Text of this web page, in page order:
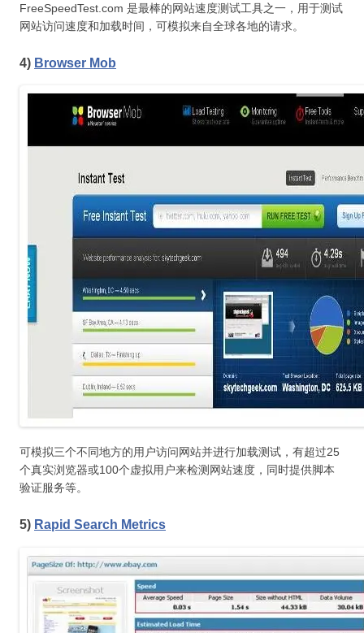
FreeSpeedTest.com 是最棒的网站速度测试工具之一，用于测试
网站访问速度和加载时间，可模拟来自全球各地的请求。
4) Browser Mob
可模拟三个不同地方的用户访问网站并进行加载测试，有超过25
个真实浏览器或100个虚拟用户来检测网站速度，同时提供脚本
验证服务等。
5) Rapid Search Metrics